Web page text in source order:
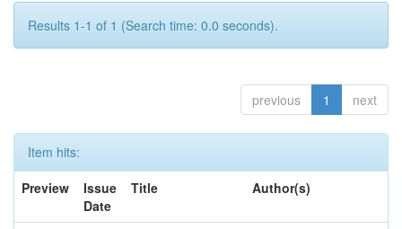
Results 1-1 of 1 (Search time: 0.0 seconds).
previous 1 next
Item hits:
Preview
Issue
Date
Title Author(s)